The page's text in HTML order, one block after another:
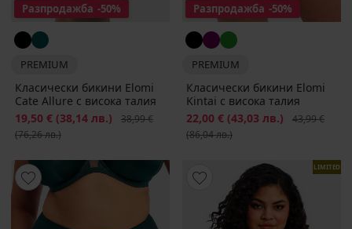
Разпродажба -50%
PREMIUM
Класически бикини Elomi
Cate Allure с висока талия
Намаление
19,50 € (38,14 лв.) Първоначална цена
38,99 €
(76,26 лв.)
Разпродажба -50%
PREMIUM
Класически бикини Elomi
Kintai с висока талия
Намаление
22,00 € (43,03 лв.)
43,99 €
(86,04 лв.)
LIMITED